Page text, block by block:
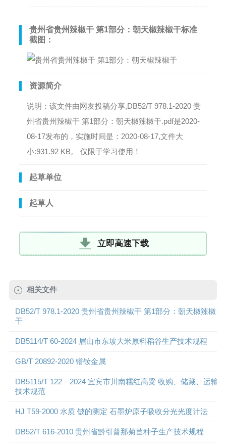
贵州省贵州辣椒干 第1部分：朝天椒辣椒干标准
截图：
资源简介
说明：该文件由网友投稿分享,DB52/T 978.1-2020 贵
州省贵州辣椒干 第1部分：朝天椒辣椒干.pdf是2020-
08-17发布的，实施时间是：2020-08-17,文件大
小:931.92 KB。 仅限于学习使用！
起草单位
起草人
立即高速下载
相关文件
DB52/T 978.1-2020 贵州省贵州辣椒干 第1部分：朝天椒辣椒
干
DB5114/T 60-2024 眉山市东坡大米原料稻谷生产技术规程
GB/T 20892-2020 镨钕金属
DB5115/T 122—2024 宜宾市川南糯红高粱 收购、储藏、运输
技术规范
HJ T59-2000 水质 铍的测定 石墨炉原子吸收分光光度计法
DB52/T 616-2010 贵州省黔引普那菊苣种子生产技术规程